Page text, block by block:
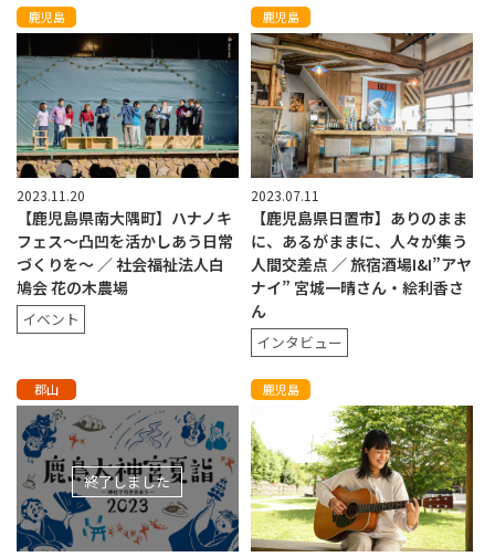
鹿児島
2023.11.20
【鹿児島県南大隅町】ハナノキ
フェス〜凸凹を活かしあう日常
づくりを〜 ／ 社会福祉法人白
鳩会 花の木農場
イベント
鹿児島
2023.07.11
【鹿児島県日置市】ありのまま
に、あるがままに、人々が集う
人間交差点 ／ 旅宿酒場I&I”アヤ
ナイ” 宮城一晴さん・絵利香さ
ん
インタビュー
郡山
終了しました
鹿児島